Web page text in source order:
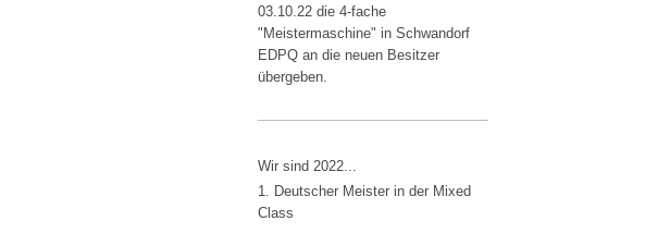
03.10.22 die 4-fache
"Meistermaschine" in Schwandorf
EDPQ an die neuen Besitzer
übergeben.
Wir sind 2022...
1. Deutscher Meister in der Mixed
Class